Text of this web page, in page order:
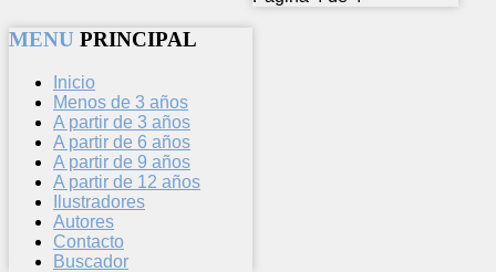
MENU PRINCIPAL
Inicio
Menos de 3 años
A partir de 3 años
A partir de 6 años
A partir de 9 años
A partir de 12 años
Ilustradores
Autores
Contacto
Buscador